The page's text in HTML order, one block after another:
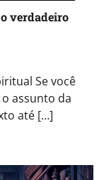
verdadeiro
Se você
assunto da
até […]